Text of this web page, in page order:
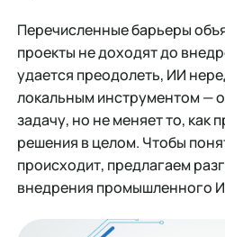
Перечисленные барьеры
проекты не доходят до
удается преодолеть, ИИ
локальным инструментом —
задачу, но не меняет то, как
решения в целом. Чтобы
происходит, предлагаем
внедрения промышленного